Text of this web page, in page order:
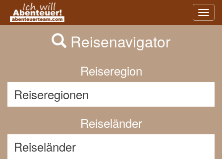
Previous
Reisenavigator
Reiseregion
Reiseländer